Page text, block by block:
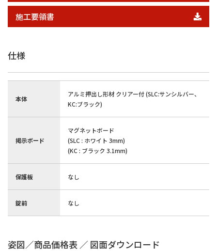
施工要領書
仕様
本体
アルミ押出し形材 クリアー付 (SLC:サンシルバー、
KC:ブラック)
掲示ボード
マグネットボード
(SLC : ホワイト 3mm)
(KC : ブラック 3.1mm)
保護板 なし
錠前 なし
姿図／商品価格表 ／ 図面ダウンロード